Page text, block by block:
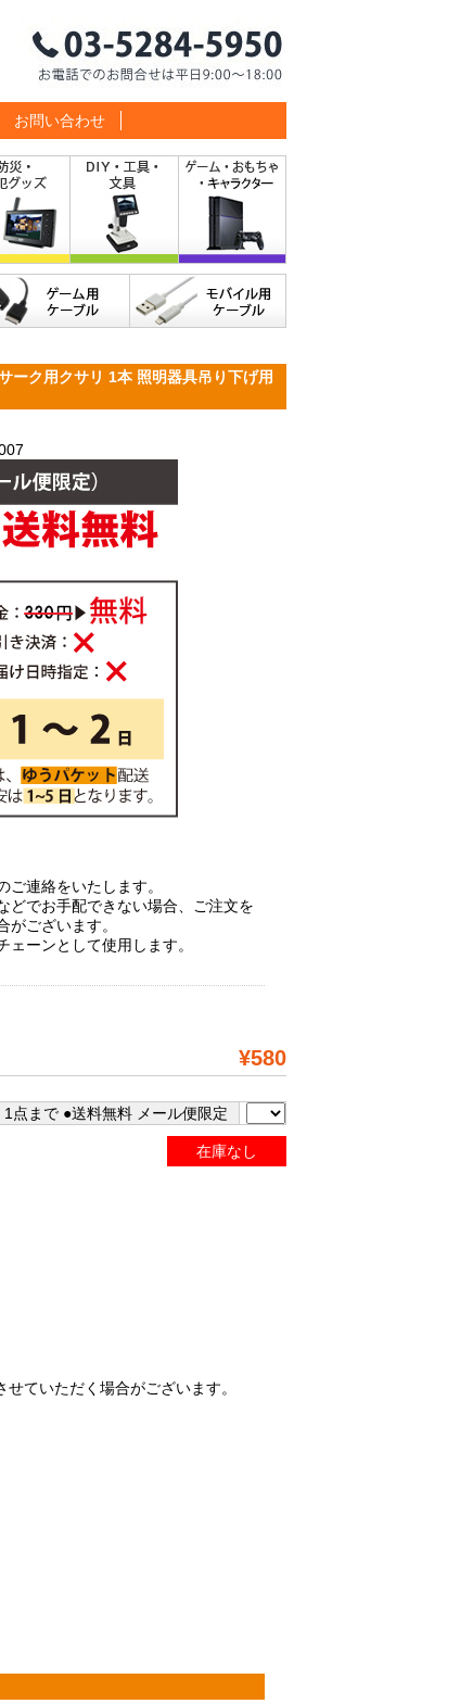
お問い合わせ
ーク用クサリ 1本 照明器具吊り下げ用
ご連絡をいたします。
どでお手配できない場合、ご注文を
がございます。
ェーンとして使用します。
¥580
点まで ●送料無料 メール便限定
在庫なし
ていただく場合がございます。